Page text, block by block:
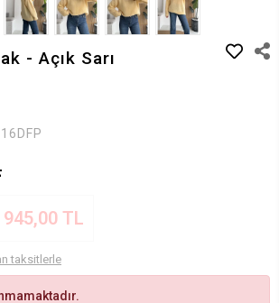
- Açık Sarı
945,00 TL
taksitlerle